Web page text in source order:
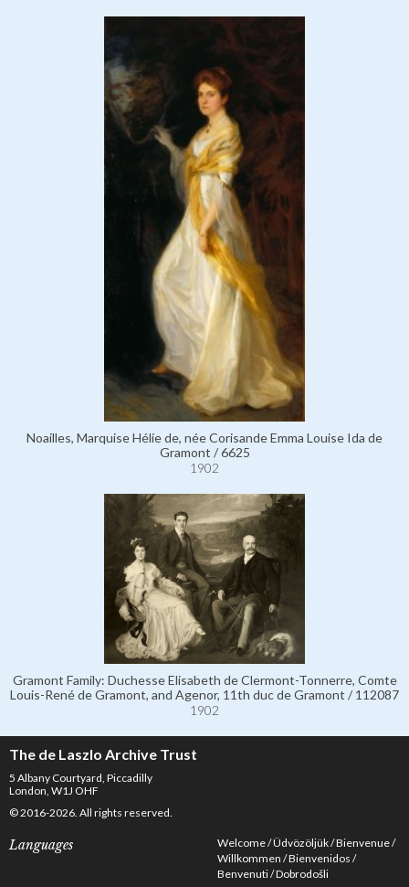
Noailles, Marquise Hélie de, née Corisande Emma Louise Ida de
Gramont / 6625
1902
Gramont Family: Duchesse Elisabeth de Clermont-Tonnerre, Comte
Louis-René de Gramont, and Agenor, 11th duc de Gramont / 112087
1902
The de Laszlo Archive Trust
5 Albany Courtyard, Piccadilly
London, W1J OHF
© 2016-2026. All rights reserved.
Languages Welcome Üdvözöljük Bienvenue
Willkommen Bienvenidos
Benvenuti Dobrodošli